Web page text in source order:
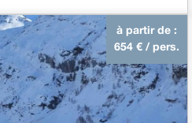
à partir de :
654 € / pers.